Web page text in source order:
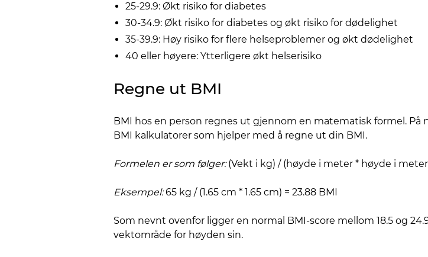
25-29.9: Økt risiko for diabetes
30-34.9: Økt risiko for diabetes og økt risiko for dødelighet
35-39.9: Høy risiko for flere helseproblemer og økt dødelighet
40 eller høyere: Ytterligere økt helserisiko
Regne ut BMI
BMI hos en person regnes ut gjennom en matematisk formel.
BMI kalkulatorer som hjelper med å regne ut din BMI.
Formelen er som følger:(Vekt i kg) / (høyde i meter * høyde i
Eksempel:65 kg / (1.65 cm * 1.65 cm) = 23.88 BMI
Som nevnt ovenfor ligger en normal BMI-score mellom 18.5 og
vektområde for høyden sin.